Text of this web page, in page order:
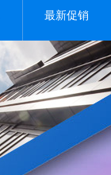
最新促销